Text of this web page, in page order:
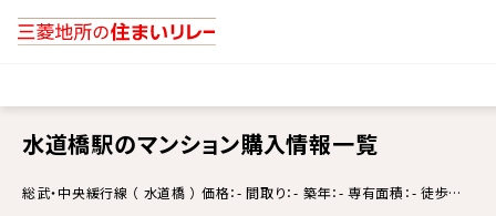
水道橋駅のマンション購入情報一覧
総武・中央緩行線 （ 水道橋 ） 価格：- 間取り：- 築年：- 専有面積：- 徒歩